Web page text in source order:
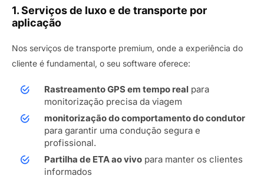
1. Serviços de luxo e de transporte por
aplicação
Nos serviços de transporte premium, onde a experiência do
cliente é fundamental, o seu software oferece:
Rastreamento GPS em tempo real para
monitorização precisa da viagem
monitorização do comportamento do condutor
para garantir uma condução segura e
profissional.
Partilha de ETA ao vivo para manter os clientes
informados